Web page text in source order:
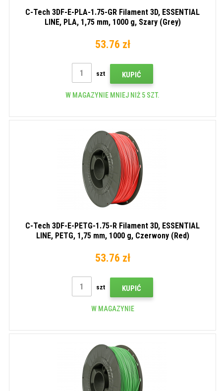
C-Tech 3DF-E-PLA-1.75-GR Filament 3D, ESSENTIAL
LINE, PLA, 1,75 mm, 1000 g, Szary (Grey)
53.76 zł
szt KUPIĆ
W MAGAZYNIE MNIEJ NIŻ 5 SZT.
C-Tech 3DF-E-PETG-1.75-R Filament 3D, ESSENTIAL
LINE, PETG, 1,75 mm, 1000 g, Czerwony (Red)
53.76 zł
szt KUPIĆ
W MAGAZYNIE